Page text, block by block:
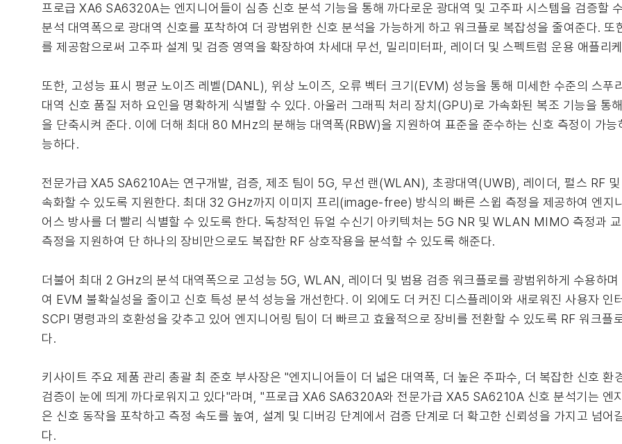
프로급 XA6 SA6320A는 엔지니어들이 심층 신호 분석 기능을 통해 까다로운 광대역 및 고주파 시스템을 검증할
분석 대역폭으로 광대역 신호를 포착하여 더 광범위한 신호 분석을 가능하게 하고 워크플로 복잡성을 줄여준다.
를 제공함으로써 고주파 설계 및 검증 영역을 확장하여 차세대 무선, 밀리미터파, 레이더 및 스펙트럼 운용 애플리
또한, 고성능 표시 평균 노이즈 레벨(DANL), 위상 노이즈, 오류 벡터 크기(EVM) 성능을 통해 미세한 수준의 스
대역 신호 품질 저하 요인을 명확하게 식별할 수 있다. 아울러 그래픽 처리 장치(GPU)로 가속화된 복조 기능을 통
을 단축시켜 준다. 이에 더해 최대 80 MHz의 분해능 대역폭(RBW)을 지원하여 표준을 준수하는 신호 측정이 가능
능하다.
전문가급 XA5 SA6210A는 연구개발, 검증, 제조 팀이 5G, 무선 랜(WLAN), 초광대역(UWB), 레이더, 펄스 RF
속화할 수 있도록 지원한다. 최대 32 GHz까지 이미지 프리(image-free) 방식의 빠른 스윕 측정을 제공하여 엔지
어스 방사를 더 빨리 식별할 수 있도록 한다. 독창적인 듀얼 수신기 아키텍처는 5G NR 및 WLAN MIMO 측정과
측정을 지원하여 단 하나의 장비만으로도 복잡한 RF 상호작용을 분석할 수 있도록 해준다.
더불어 최대 2 GHz의 분석 대역폭으로 고성능 5G, WLAN, 레이더 및 범용 검증 워크플로를 광범위하게 수용하
여 EVM 불확실성을 줄이고 신호 특성 분석 성능을 개선한다. 이 외에도 더 커진 디스플레이와 새로워진 사용자 인
SCPI 명령과의 호환성을 갖추고 있어 엔지니어링 팀이 더 빠르고 효율적으로 장비를 전환할 수 있도록 RF 워크플
다.
키사이트 주요 제품 관리 총괄 최 준호 부사장은 "엔지니어들이 더 넓은 대역폭, 더 높은 주파수, 더 복잡한 신호 환
검증이 눈에 띄게 까다로워지고 있다"라며, "프로급 XA6 SA6320A와 전문가급 XA5 SA6210A 신호 분석기는 엔
은 신호 동작을 포착하고 측정 속도를 높여, 설계 및 디버깅 단계에서 검증 단계로 더 확고한 신뢰성을 가지고 넘어
다.